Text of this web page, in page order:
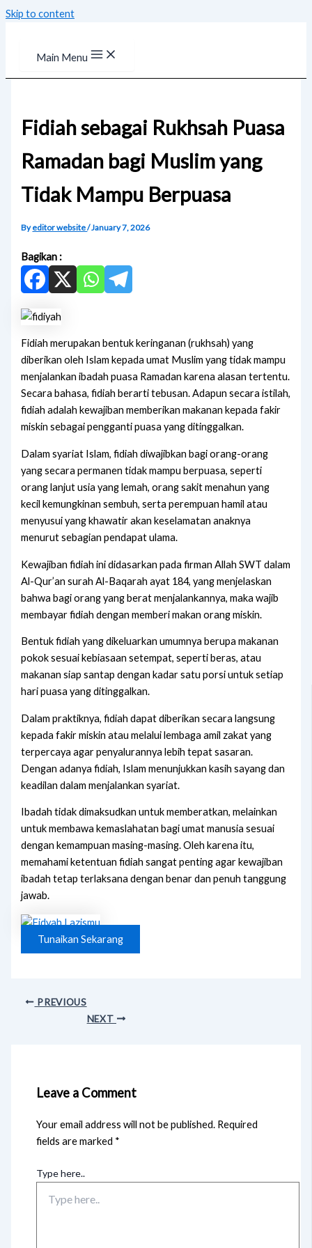
Skip to content
Main Menu
Fidiah sebagai Rukhsah Puasa
Ramadan bagi Muslim yang
Tidak Mampu Berpuasa
Byeditor website/January 7, 2026
Bagikan :
Fidiah merupakan bentuk keringanan (rukhsah) yang
diberikan oleh Islam kepada umat Muslim yang tidak mampu
menjalankan ibadah puasa Ramadan karena alasan tertentu.
Secara bahasa, fidiah berarti tebusan. Adapun secara istilah,
fidiah adalah kewajiban memberikan makanan kepada fakir
miskin sebagai pengganti puasa yang ditinggalkan.
Dalam syariat Islam, fidiah diwajibkan bagi orang-orang
yang secara permanen tidak mampu berpuasa, seperti
orang lanjut usia yang lemah, orang sakit menahun yang
kecil kemungkinan sembuh, serta perempuan hamil atau
menyusui yang khawatir akan keselamatan anaknya
menurut sebagian pendapat ulama.
Kewajiban fidiah ini didasarkan pada firman Allah SWT dalam
Al-Qur’an surah Al-Baqarah ayat 184, yang menjelaskan
bahwa bagi orang yang berat menjalankannya, maka wajib
membayar fidiah dengan memberi makan orang miskin.
Bentuk fidiah yang dikeluarkan umumnya berupa makanan
pokok sesuai kebiasaan setempat, seperti beras, atau
makanan siap santap dengan kadar satu porsi untuk setiap
hari puasa yang ditinggalkan.
Dalam praktiknya, fidiah dapat diberikan secara langsung
kepada fakir miskin atau melalui lembaga amil zakat yang
terpercaya agar penyalurannya lebih tepat sasaran.
Dengan adanya fidiah, Islam menunjukkan kasih sayang dan
keadilan dalam menjalankan syariat.
Ibadah tidak dimaksudkan untuk memberatkan, melainkan
untuk membawa kemaslahatan bagi umat manusia sesuai
dengan kemampuan masing-masing. Oleh karena itu,
memahami ketentuan fidiah sangat penting agar kewajiban
ibadah tetap terlaksana dengan benar dan penuh tanggung
jawab.
Tunaikan Sekarang
PREVIOUS
NEXT
Leave a Comment
Your email address will not be published. Required
fields are marked *
Type here..